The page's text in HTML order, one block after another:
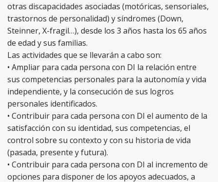
otras discapacidades asociadas (motóricas, sensoriales,
trastornos de personalidad) y síndromes (Down,
Steinner, X-fragil…), desde los 3 años hasta los 65 años
de edad y sus familias.
Las actividades que se llevarán a cabo son:
• Ampliar para cada persona con DI la relación entre
sus competencias personales para la autonomía y vida
independiente, y la consecución de sus logros
personales identificados.
• Contribuir para cada persona con DI el aumento de la
satisfacción con su identidad, sus competencias, el
control sobre su contexto y con su historia de vida
(pasada, presente y futura).
• Contribuir para cada persona con DI al incremento de
opciones para disponer de los apoyos adecuados, a